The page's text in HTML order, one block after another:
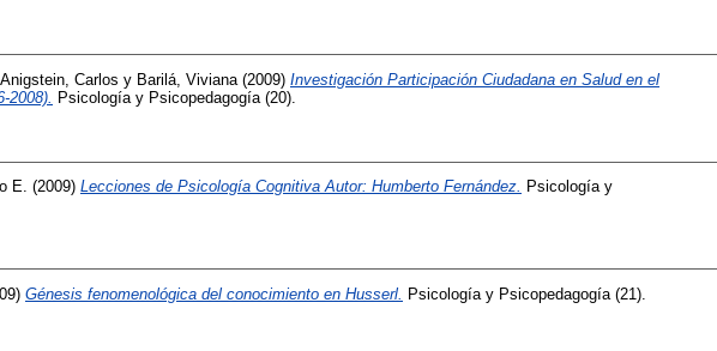
Anigstein, Carlos y Barilá, Viviana (2009) Investigación Participación Ciudadana en Salud en el
2008).
Psicología y Psicopedagogía (20).
E. (2009) Lecciones de Psicología Cognitiva Autor: Humberto Fernández. Psicología y
Génesis fenomenológica del conocimiento en Husserl. Psicología y Psicopedagogía (21).